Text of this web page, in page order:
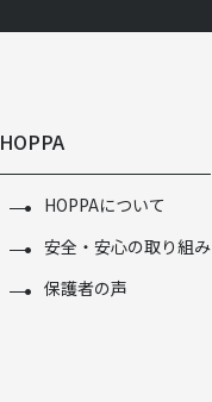
HOPPA
HOPPAについて
安全・安心の取り組み
保護者の声